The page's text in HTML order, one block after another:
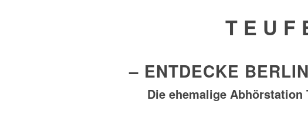
– ENTDECKE
Die ehemalige